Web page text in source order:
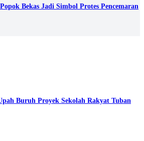
Bekas Jadi Simbol Protes Pencemaran
Buruh Proyek Sekolah Rakyat Tuban